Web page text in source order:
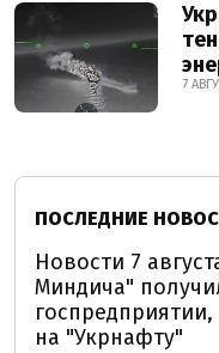
7
ПОСЛЕДНИЕ
Новости 7
Миндича"
на "Укрнафту"